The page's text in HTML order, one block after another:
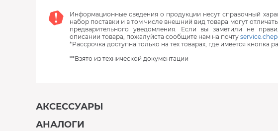
Информационные сведения о продукции несут справочный
набор поставки и в том числе внешний вид товара могут
предварительного уведомления. Если вы заметили не
описании товара, пожалуйста сообщите нам на почту
*Рассрочка доступна только на тех товарах, где имеется кнопка
**Взято из технической документации
АКСЕССУАРЫ
АНАЛОГИ